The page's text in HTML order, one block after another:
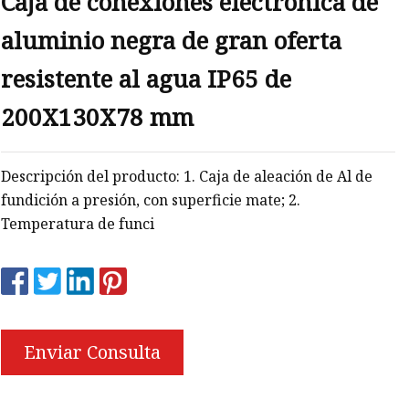
aluminio negra de gran oferta
resistente al agua IP65 de
200X130X78 mm
Descripción del producto: 1. Caja de aleación de Al de
fundición a presión, con superficie mate; 2.
Temperatura de funci
Enviar Consulta